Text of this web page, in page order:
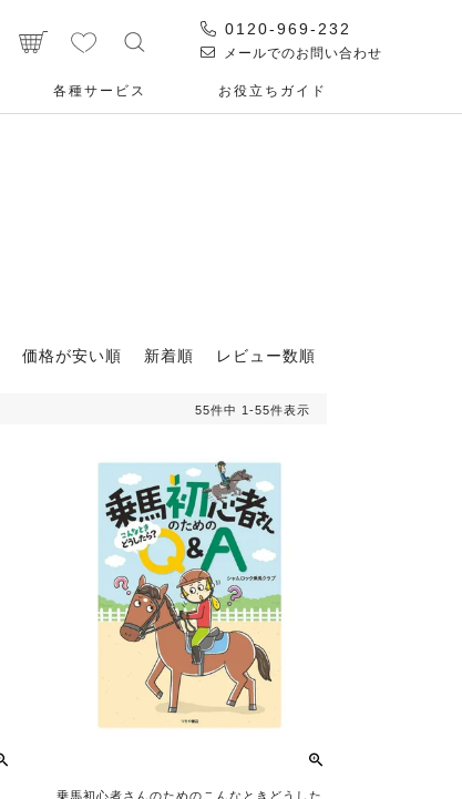
0120-969-232
メールでのお問い合わせ
各種サービス お役⽴ちガイド
価格が安い順 新着順 レビュー数順
55件中 1 -55件表示
乗馬初心者さんのためのこんなときどうした